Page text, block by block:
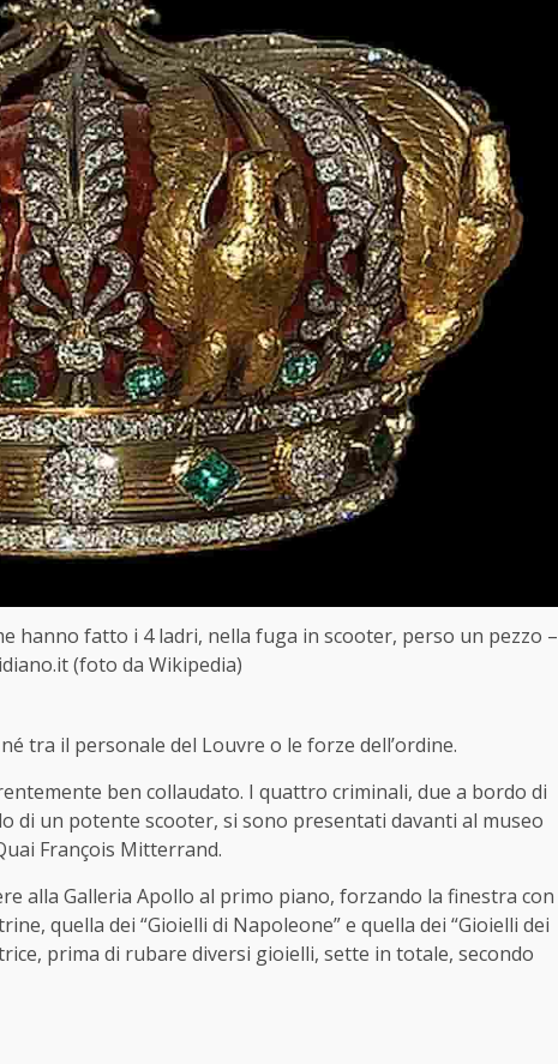
hanno fatto i 4 ladri, nella fuga in scooter, perso un pezzo –
(foto da Wikipedia)
tra il personale del Louvre o le forze dell’ordine.
ben collaudato. I quattro criminali, due a bordo di
di un potente scooter, si sono presentati davanti al museo
François Mitterrand.
alla Galleria Apollo al primo piano, forzando la finestra con
quella dei “Gioielli di Napoleone” e quella dei “Gioielli dei
prima di rubare diversi gioielli, sette in totale, secondo